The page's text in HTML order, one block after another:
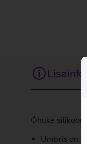
Lisainfo
Õhuke
Ümbris on